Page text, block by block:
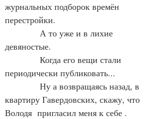
журнальных подборок времён
перестройки.
А то уже и в лихие
девяностые.
Когда его вещи стали
периодически публиковать...
Ну а возвращаясь назад, в
квартиру Гавердовских, скажу, что
Володя  пригласил меня к себе .